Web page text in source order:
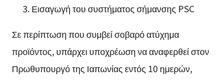
Εισαγωγή του συστήματος σήμανσης PSC
Σε περίπτωση που συμβεί σοβαρό ατύχημα
προϊόντος, υπάρχει υποχρέωση να αναφερθεί στον
Πρωθυπουργό της Ιαπωνίας εντός 10 ημερών,